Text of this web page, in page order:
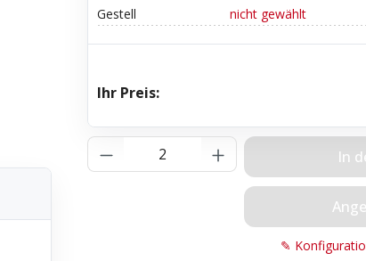
Gestell nicht gewählt
Ihr Preis:
Produkt Anzahl: Gib den In
✎